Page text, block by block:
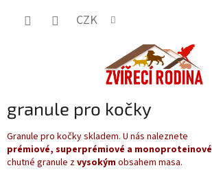
CZK
granule pro kočky
Granule pro kočky skladem. U nás naleznete
prémiové, superprémiové a monoproteinové
chutné granule zvysokýmobsahem masa.